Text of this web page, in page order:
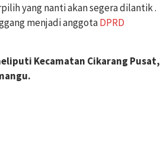
yang nanti akan segera dilantik .
menjadi anggotaDPRD
Kecamatan Cikarang Pusat,